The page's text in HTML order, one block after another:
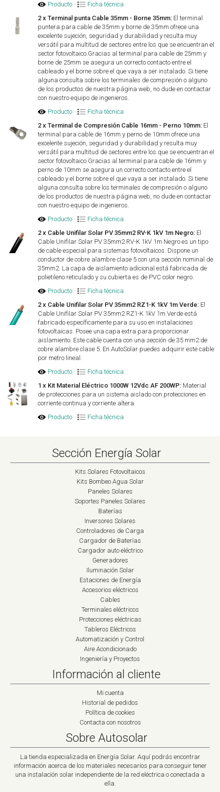
Producto ·
Ficha técnica
2 x Terminal punta Cable 35mm - Borne 35mm: El terminal
puntera para cable de 35mm y borne de 35mm ofrece una
excelente sujeción, seguridad y durabilidad y resulta muy
versátil para multitud de sectores entre los que se encuentran el
sector fotovoltaico.Gracias al terminal para cable de 25mm y
borne de 25mm se asegura un correcto contacto entre el
cableado y el borne sobre el que vaya a ser instalado. Si tiene
alguna consulta sobre los terminales de compresión o alguno
de los productos de nuestra página web, no dude en contactar
con nuestro equipo de ingenieros.
Producto ·
Ficha técnica
2 x Terminal de Compresión Cable 16mm - Perno 10mm: El
terminal para cable de 16mm y perno de 10mm ofrece una
excelente sujeción, seguridad y durabilidad y resulta muy
versátil para multitud de sectores entre los que se encuentran el
sector fotovoltaico.Gracias al terminal para cable de 16mm y
perno de 10mm se asegura un correcto contacto entre el
cableado y el borne sobre el que vaya a ser instalado. Si tiene
alguna consulta sobre los terminales de compresión o alguno
de los productos de nuestra página web, no dude en contactar
con nuestro equipo de ingenieros.
Producto ·
Ficha técnica
2 x Cable Unifilar Solar PV 35mm2 RV-K 1kV 1m Negro: El
Cable Unifilar Solar PV 35mm2 RV-K 1kV 1m Negro es un tipo
de cable especial para sistemas fotovoltaicos. Dispone un
conductor de cobre alambre clase 5 con una sección nominal de
35mm2. La capa de aislamiento adicional está fabricada de
polietileno reticulado y su cubierta es de PVC color negro.
Producto ·
Ficha técnica
2 x Cable Unifilar Solar PV 35mm2 RZ1-K 1kV 1m Verde: El
Cable Unifilar Solar PV 35mm2 RZ1-K 1kV 1m Verde está
fabricado específicamente para su uso en instalaciones
fotovoltaicas. Posee una capa extra para proporcionar
aislamiento. Este cable cuenta con una sección de 35 mm2 de
cobre alambre clase 5. En AutoSolar puedes adquirir este cable
por metro lineal.
Producto ·
Ficha técnica
1 x Kit Material Eléctrico 1000W 12Vdc AF 200WP: Material
de protecciones para un sistema aislado con protecciones en
corriente continua y corriente altera.
Producto · Ficha técnica
Sección Energía Solar
Kits Solares Fotovoltaicos
Kits Bombeo Agua Solar
Paneles Solares
Soportes Paneles Solares
Baterías
Inversores Solares
Controladores de Carga
Cargador de Baterías
Cargador auto eléctrico
Generadores
Iluminación Solar
Estaciones de Energía
Accesorios eléctricos
Cables
Terminales eléctricos
Protecciones eléctricas
Tableros Eléctricos
Automatización y Control
Aire Acondicionado
Ingeniería y Proyectos
Información al cliente
Mi cuenta
Historial de pedidos
Política de cookies
Contacta con nosotros
Sobre Autosolar
La tienda especializada en Energía Solar. Aquí podrás encontrar
información acerca de los materiales necesarios para conseguir tener
una instalación solar independiente de la red eléctrica o conectada a
ella.